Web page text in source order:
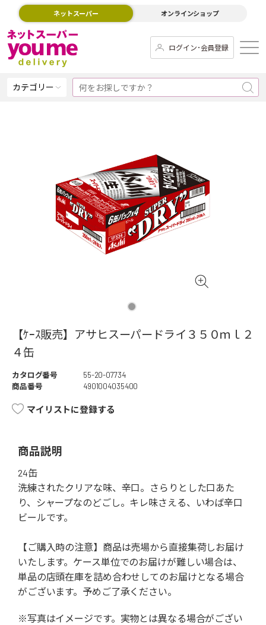
ネットスーパー オンラインショップ
ログイン･会員登録
カテゴリー
【ｹｰｽ販売】アサヒスーパードライ３５０ｍｌ２
４缶
カタログ番号
55-20-07734
商品番号
4901004035400
マイリストに登録する
商品説明
24缶
洗練されたクリアな味、辛口。さらりとした口あた
り、シャープなのどごし。キレ味さえる、いわば辛口
ビールです。
【ご購入時の注意】商品は売場から直接集荷しお届け
いたします。ケース単位でのお届けが難しい場合は、
単品の店頭在庫を詰め合わせしてのお届けとなる場合
がございます。予めご了承ください。
※写真はイメージです。実物とは異なる場合がござい